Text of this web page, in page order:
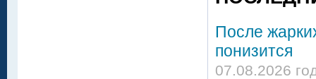
После
понизится
07.08.2026